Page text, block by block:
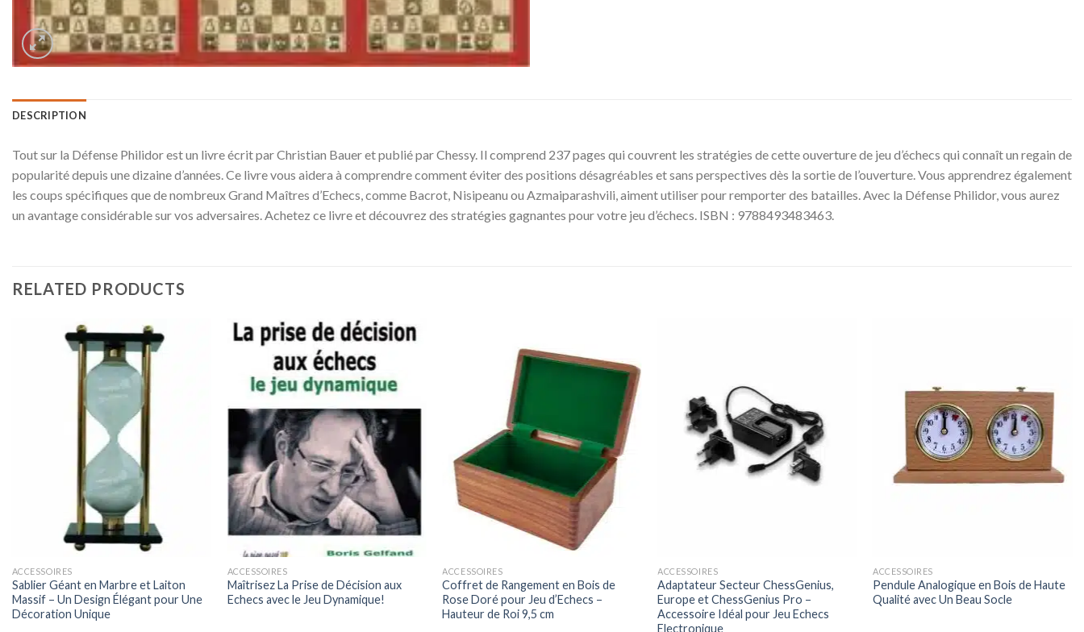
DESCRIPTION
Tout sur la Défense Philidor est un livre écrit par Christian Bauer et publié par Chessy. Il comprend 237 pages qui couvrent les stratégies de cette ouverture de jeu d’échecs qui connaît un regain de
popularité depuis une dizaine d’années. Ce livre vous aidera à comprendre comment éviter des positions désagréables et sans perspectives dès la sortie de l’ouverture. Vous apprendrez également
les coups spécifiques que de nombreux Grand Maîtres d’Echecs, comme Bacrot, Nisipeanu ou Azmaiparashvili, aiment utiliser pour remporter des batailles. Avec la Défense Philidor, vous aurez
un avantage considérable sur vos adversaires. Achetez ce livre et découvrez des stratégies gagnantes pour votre jeu d’échecs. ISBN : 9788493483463.
RELATED PRODUCTS
ACCESSOIRES
Sablier Géant en Marbre et Laiton
Massif – Un Design Élégant pour Une
Décoration Unique
ACCESSOIRES
Maîtrisez La Prise de Décision aux
Echecs avec le Jeu Dynamique!
ACCESSOIRES
Coffret de Rangement en Bois de
Rose Doré pour Jeu d’Echecs –
Hauteur de Roi 9,5 cm
ACCESSOIRES
Adaptateur Secteur ChessGenius,
Europe et ChessGenius Pro –
Accessoire Idéal pour Jeu Echecs
Electronique
ACCESSOIRES
Pendule Analogique en Bois de Haute
Qualité avec Un Beau Socle